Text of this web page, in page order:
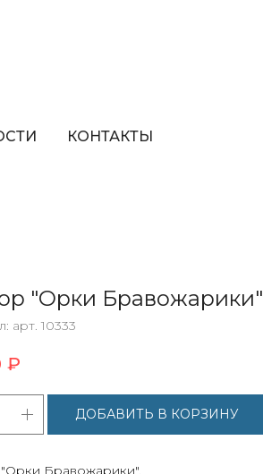
КОНТАКТЫ
"Орки Бравожарики"
арт. 10333
₽
ДОБАВИТЬ В КОРЗИНУ
Бравожарики".